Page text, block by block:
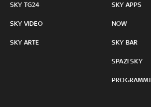
SKY TG24
SKY VIDEO
SKY ARTE
SKY APPS
NOW
SKY BAR
SPAZI SKY
PROGRAMMI